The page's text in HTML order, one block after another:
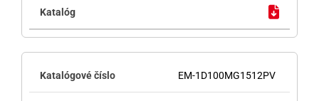
EM-1D100MG1512PV